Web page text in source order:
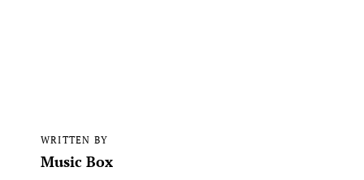
WRITTEN BY
Music Box